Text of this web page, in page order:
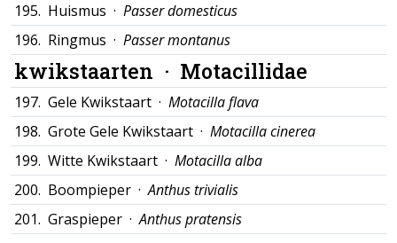
195. Huismus · Passer domesticus
196. Ringmus · Passer montanus
kwikstaarten · Motacillidae
197. Gele Kwikstaart · Motacilla flava
198. Grote Gele Kwikstaart · Motacilla cinerea
199. Witte Kwikstaart · Motacilla alba
200. Boompieper ·Anthus trivialis
201. Graspieper ·Anthus pratensis